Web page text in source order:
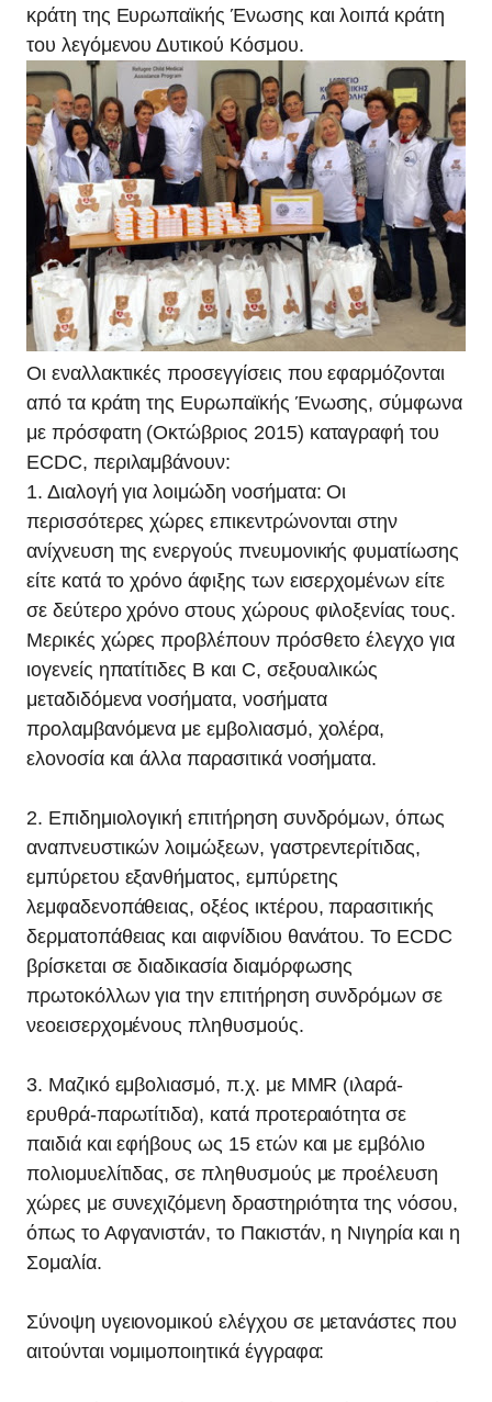
κράτη της Ευρωπαϊκής Ένωσης και λοιπά κράτη
του λεγόμενου Δυτικού Κόσμου.
Οι εναλλακτικές προσεγγίσεις που εφαρμόζονται
από τα κράτη της Ευρωπαϊκής Ένωσης, σύμφωνα
με πρόσφατη (Οκτώβριος 2015) καταγραφή του
ECDC, περιλαμβάνουν:
1. Διαλογή για λοιμώδη νοσήματα: Οι
περισσότερες χώρες επικεντρώνονται στην
ανίχνευση της ενεργούς πνευμονικής φυματίωσης
είτε κατά το χρόνο άφιξης των εισερχομένων είτε
σε δεύτερο χρόνο στους χώρους φιλοξενίας τους.
Μερικές χώρες προβλέπουν πρόσθετο έλεγχο για
ιογενείς ηπατίτιδες Β και C, σεξουαλικώς
μεταδιδόμενα νοσήματα, νοσήματα
προλαμβανόμενα με εμβολιασμό, χολέρα,
ελονοσία και άλλα παρασιτικά νοσήματα.
2. Επιδημιολογική επιτήρηση συνδρόμων, όπως
αναπνευστικών λοιμώξεων, γαστρεντερίτιδας,
εμπύρετου εξανθήματος, εμπύρετης
λεμφαδενοπάθειας, οξέος ικτέρου, παρασιτικής
δερματοπάθειας και αιφνίδιου θανάτου. Το ECDC
βρίσκεται σε διαδικασία διαμόρφωσης
πρωτοκόλλων για την επιτήρηση συνδρόμων σε
νεοεισερχομένους πληθυσμούς.
3. Μαζικό εμβολιασμό, π.χ. με ΜΜR (ιλαρά-
ερυθρά-παρωτίτιδα), κατά προτεραιότητα σε
παιδιά και εφήβους ως 15 ετών και με εμβόλιο
πολιομυελίτιδας, σε πληθυσμούς με προέλευση
χώρες με συνεχιζόμενη δραστηριότητα της νόσου,
όπως το Αφγανιστάν, το Πακιστάν, η Νιγηρία και η
Σομαλία.
Σύνοψη υγειονομικού ελέγχου σε μετανάστες που
αιτούνται νομιμοποιητικά έγγραφα: